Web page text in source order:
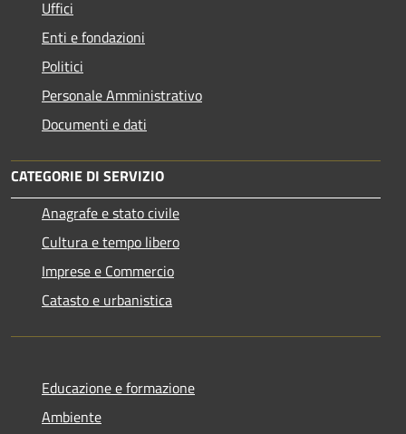
Uffici
Enti e fondazioni
Politici
Personale Amministrativo
Documenti e dati
CATEGORIE DI SERVIZIO
Anagrafe e stato civile
Cultura e tempo libero
Imprese e Commercio
Catasto e urbanistica
Educazione e formazione
Ambiente